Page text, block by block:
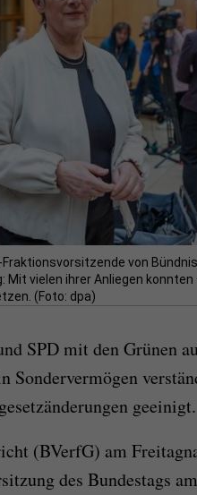
von
vielen ihrer Anliegen konnten
(Foto: dpa)
SPD mit den Grünen
Sondervermögen
geeinigt.
(BVerfG) am
des Bundestags